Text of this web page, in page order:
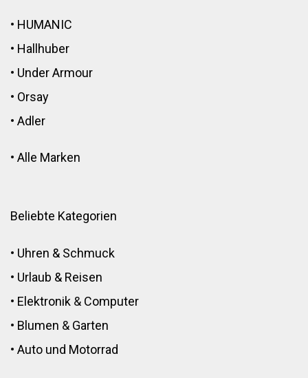
• HUMANIC
• Hallhuber
• Under Armour
• Orsay
• Adler
• Alle Marken
Beliebte Kategorien
• Uhren & Schmuck
• Urlaub & Reisen
• Elektronik & Computer
• Blumen & Garten
• Auto und Motorrad